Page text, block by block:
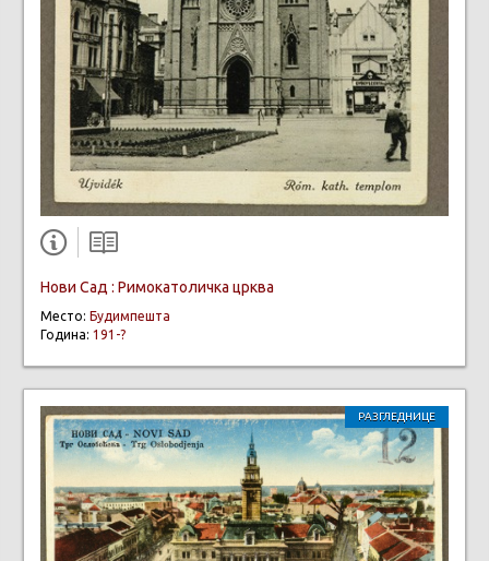
Нови Сад : Римокатоличка црква
Место: Будимпешта
Година: 191-?
РАЗГЛЕДНИЦЕ